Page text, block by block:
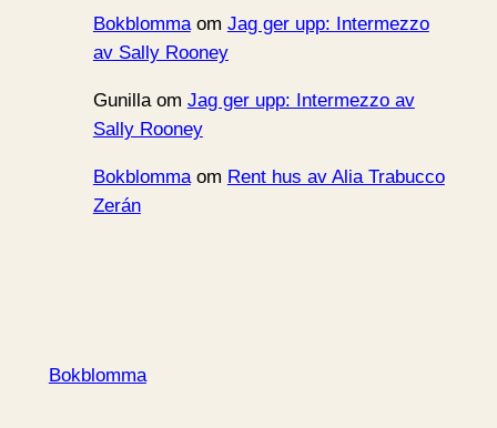
Bokblommaom Jag ger upp: Intermezzo
av Sally Rooney
Gunillaom Jag ger upp: Intermezzo av
Sally Rooney
Bokblommaom Rent hus av Alia Trabucco
Zerán
Bokblomma